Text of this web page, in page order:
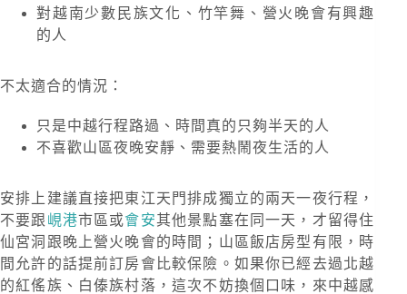
對越南少數民族文化、竹竿舞、營火晚會有興趣
的人
不太適合的情況：
只是中越行程路過、時間真的只夠半天的人
不喜歡山區夜晚安靜、需要熱鬧夜生活的人
安排上建議直接把東江天門排成獨立的兩天一夜行程，
不要跟 峴港市區或會安其他景點塞在同一天，才留得住
仙宮洞跟晚上營火晚會的時間；山區飯店房型有限，時
間允許的話提前訂房會比較保險。如果你已經去過北越
的紅傜族、白傣族村落，這次不妨換個口味，來中越感